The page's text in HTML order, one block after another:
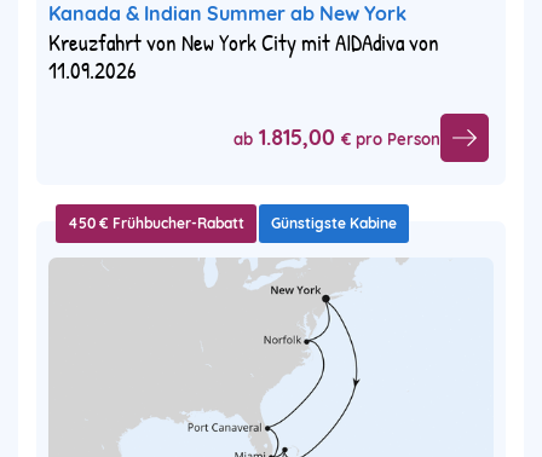
Kanada & Indian Summer ab New York
Kreuzfahrt von New York City mit AIDAdiva von
11.09.2026
ab 1.815,00 € pro Person
450 € Frühbucher-Rabatt Günstigste Kabine